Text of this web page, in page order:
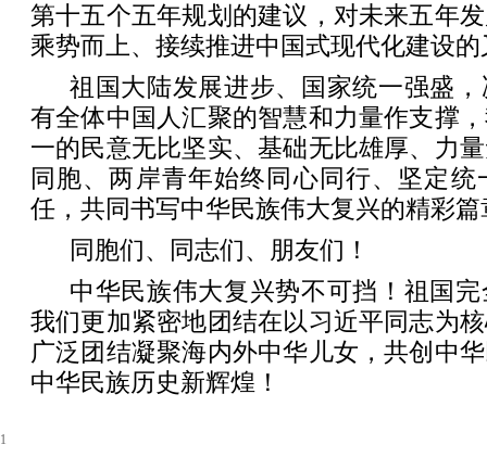
第十五个五年规划的建议，对未来五年
乘势而上、接续推进中国式现代化建设
祖国大陆发展进步、国家统一强盛
有全体中国人汇聚的智慧和力量作支撑
一的民意无比坚实、基础无比雄厚、力
同胞、两岸青年始终同心同行、坚定
任，共同书写中华民族伟大复兴的精彩篇
同胞们、同志们、朋友们！
中华民族伟大复兴势不可挡！祖国
我们更加紧密地团结在以习近平同志为
广泛团结凝聚海内外中华儿女，共创中
中华民族历史新辉煌！
1